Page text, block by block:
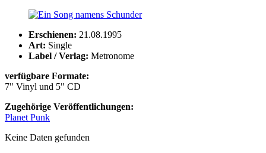
Erschienen: 21.08.1995
Art: Single
Label / Verlag: Metronome
verfügbare Formate:
7" Vinyl und 5" CD
Zugehörige Veröffentlichungen:
Planet Punk
Keine Daten gefunden